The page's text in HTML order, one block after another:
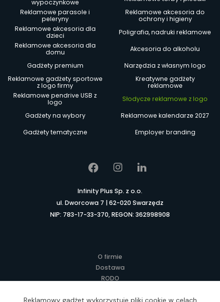
wypoczynkowe
Reklamowe parasole i
peleryny
Reklamowe akcesoria do
ochrony i higieny
Reklamowe akcesoria dla
dzieci
Poligrafia, nadruki reklamowe
Reklamowe akcesoria dla
domu
Akcesoria do alkoholu
Gadżety premium
Narzędzia z własnym logo
Reklamowe gadżety sportowe
z logo firmy
Kreatywne gadżety
reklamowe
Reklamowe pendrive USB z
logo
Słodycze reklamowe z logo
Gadżety na wybory
Reklamowe kalendarze 2027
Gadżety tematyczne
Employer branding
Infinity Plus Sp. z o.o.
ul. Dworcowa 7 | 62-020 Swarzędz
NIP: 783-17-33-370, REGON: 362998908
O firmie
Dostawa
RODO
Regulamin
Reklamowy gadżet wykorzystuje pliki cookie w celach